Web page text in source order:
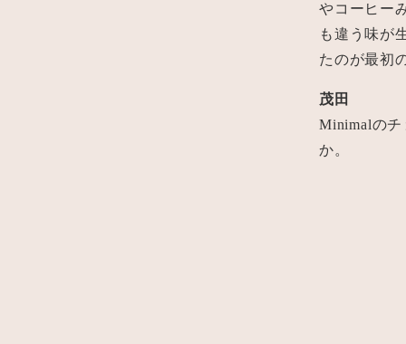
やコーヒー
も違う味が
たのが最初
茂田
Minimalの
か。